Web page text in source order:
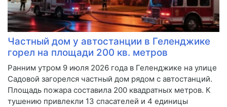
Частный дом у автостанции в Геленджике
горел на площади 200 кв. метров
Ранним утром 9 июля 2026 года в Геленджике на улице
Садовой загорелся частный дом рядом с автостанций.
Площадь пожара составила 200 квадратных метров. К
тушению привлекли 13 спасателей и 4 единицы